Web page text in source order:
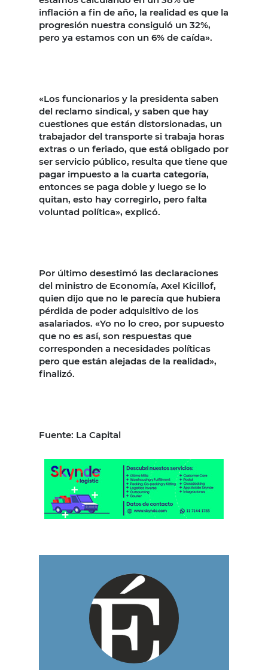
inflación a fin de año, la realidad es que la
progresión nuestra consiguió un 32%,
pero ya estamos con un 6% de caída».
«Los funcionarios y la presidenta saben
del reclamo sindical, y saben que hay
cuestiones que están distorsionadas, un
trabajador del transporte si trabaja horas
extras o un feriado, que está obligado por
ser servicio público, resulta que tiene que
pagar impuesto a la cuarta categoría,
entonces se paga doble y luego se lo
quitan, esto hay corregirlo, pero falta
voluntad política», explicó.
Por último desestimó las declaraciones
del ministro de Economía, Axel Kicillof,
quien dijo que no le parecía que hubiera
pérdida de poder adquisitivo de los
asalariados. «Yo no lo creo, por supuesto
que no es así, son respuestas que
corresponden a necesidades políticas
pero que están alejadas de la realidad»,
finalizó.
Fuente: La Capital